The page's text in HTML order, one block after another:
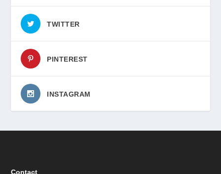
TWITTER
PINTEREST
INSTAGRAM
Contact